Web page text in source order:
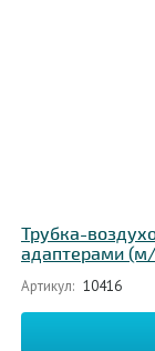
Трубка-
адаптерами
Артикул: 10416